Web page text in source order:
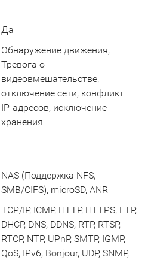
Да
Обнаружение движения,
Тревога о
видеовмешательстве,
отключение сети, конфликт
IP-адресов, исключение
хранения
NAS (Поддержка NFS,
SMB/CIFS), microSD, ANR
TCP/IP, ICMP, HTTP, HTTPS, FTP,
DHCP, DNS, DDNS, RTP, RTSP,
RTCP, NTP, UPnP, SMTP, IGMP,
QoS, IPv6, Bonjour, UDP, SNMP,